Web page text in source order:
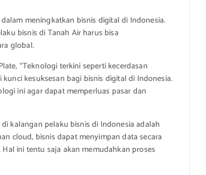
meningkatkan bisnis digital di Indonesia.
bisnis di Tanah Air harus bisa
global.
“Teknologi terkini seperti kecerdasan
kesuksesan bagi bisnis digital di Indonesia.
ini agar dapat memperluas pasar dan
kalangan pelaku bisnis di Indonesia adalah
cloud, bisnis dapat menyimpan data secara
ini tentu saja akan memudahkan proses